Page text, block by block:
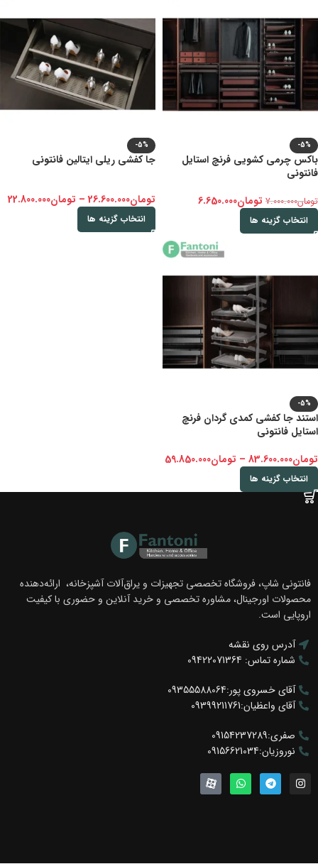
-5%
باکس چرمی کشویی فرنچ استایل
فانتونی
تومان7.000.000 تومان6.650.000
انتخاب گزینه ها
-5%
جا کفشی ریلی ایتالین فانتونی
تومان26.600.000
– تومان22.800.000
انتخاب گزینه ها
-5%
استند جا کفشی کمدی گردان فرنچ
استایل فانتونی
تومان83.600.000
– تومان59.850.000
انتخاب گزینه ها
فانتونی شاپ، فروشگاه تخصصی تجهیزات و یراق‌آلات آشپزخانه، ارائه‌دهنده
محصولات اورجینال، مشاوره تخصصی و خرید آنلاین و حضوری با کیفیت
اروپایی است.
آدرس روی نقشه
شماره تماس: 09422071364
آقای خسروی پور:09355588064
آقای واعظیان:09399211761
صفری:09154237289
نوروزیان:09156621034